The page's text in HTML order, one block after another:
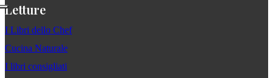
Letture
I Libri dello Chef
Cucina Naturale
I libri consigliati